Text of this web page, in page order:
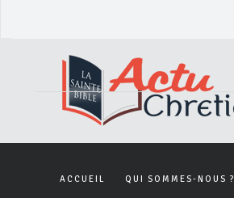
ACCUEIL QUI SOMMES-NOUS ?